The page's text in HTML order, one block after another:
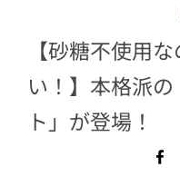
【砂糖不使用
い！】本格派
ト」が登場！